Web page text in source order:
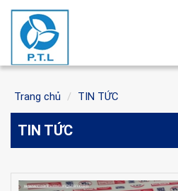
Trang chủ TIN TỨC
TIN TỨC